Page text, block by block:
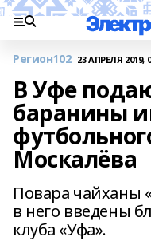
Регион102 23 АПРЕЛЯ 2019,
В Уфе
баранины
Москалёва
Повара чайханы
в него введены
клуба «Уфа».